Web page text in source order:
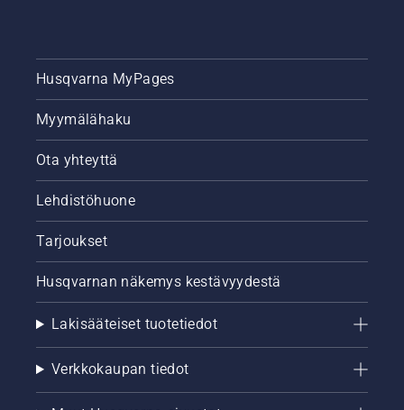
Husqvarna MyPages
Myymälähaku
Ota yhteyttä
Lehdistöhuone
Tarjoukset
Husqvarnan näkemys kestävyydestä
Lakisääteiset tuotetiedot
Verkkokaupan tiedot